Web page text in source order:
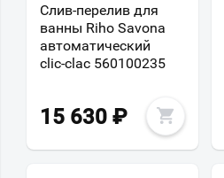
Слив-перелив для
ванны Riho Savona
автоматический
clic-clac 560100235
15 630 ₽